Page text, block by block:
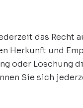
das Recht
Herkunft und
oder Löschung
Sie sich